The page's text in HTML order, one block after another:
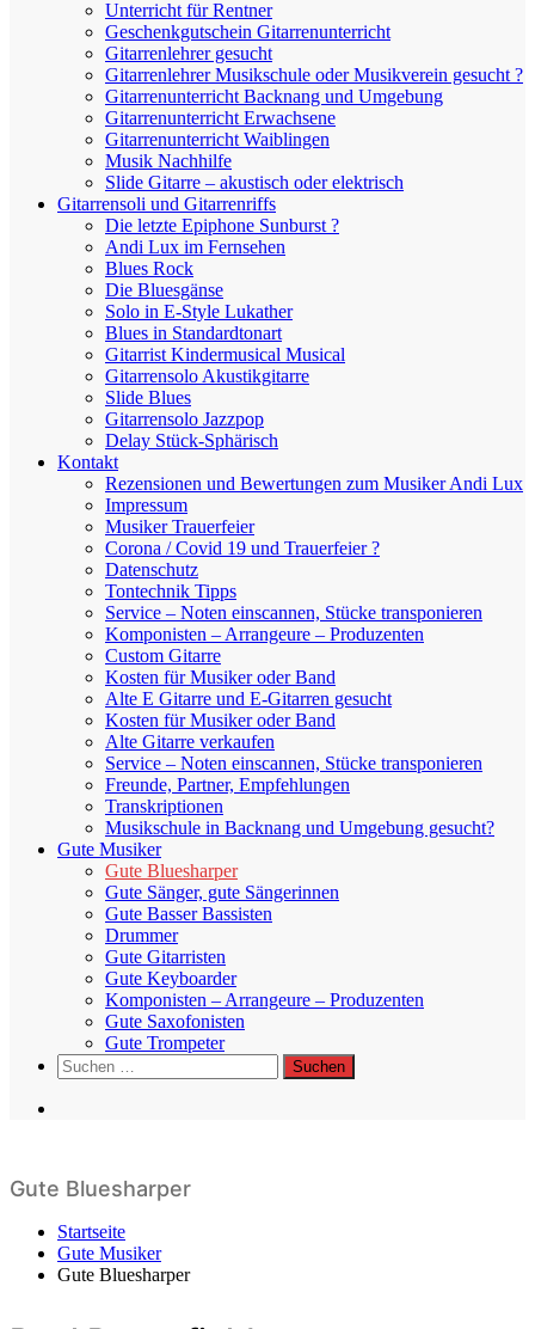
Unterricht für Rentner
Geschenkgutschein Gitarrenunterricht
Gitarrenlehrer gesucht
Gitarrenlehrer Musikschule oder Musikverein gesucht ?
Gitarrenunterricht Backnang und Umgebung
Gitarrenunterricht Erwachsene
Gitarrenunterricht Waiblingen
Musik Nachhilfe
Slide Gitarre – akustisch oder elektrisch
Gitarrensoli und Gitarrenriffs
Die letzte Epiphone Sunburst ?
Andi Lux im Fernsehen
Blues Rock
Die Bluesgänse
Solo in E-Style Lukather
Blues in Standardtonart
Gitarrist Kindermusical Musical
Gitarrensolo Akustikgitarre
Slide Blues
Gitarrensolo Jazzpop
Delay Stück-Sphärisch
Kontakt
Rezensionen und Bewertungen zum Musiker Andi Lux
Impressum
Musiker Trauerfeier
Corona / Covid 19 und Trauerfeier ?
Datenschutz
Tontechnik Tipps
Service – Noten einscannen, Stücke transponieren
Komponisten – Arrangeure – Produzenten
Custom Gitarre
Kosten für Musiker oder Band
Alte E Gitarre und E-Gitarren gesucht
Kosten für Musiker oder Band
Alte Gitarre verkaufen
Service – Noten einscannen, Stücke transponieren
Freunde, Partner, Empfehlungen
Transkriptionen
Musikschule in Backnang und Umgebung gesucht?
Gute Musiker
Gute Bluesharper
Gute Sänger, gute Sängerinnen
Gute Basser Bassisten
Drummer
Gute Gitarristen
Gute Keyboarder
Komponisten – Arrangeure – Produzenten
Gute Saxofonisten
Gute Trompeter
Suchen
nach:
Gute Bluesharper
Startseite
Gute Musiker
Gute Bluesharper